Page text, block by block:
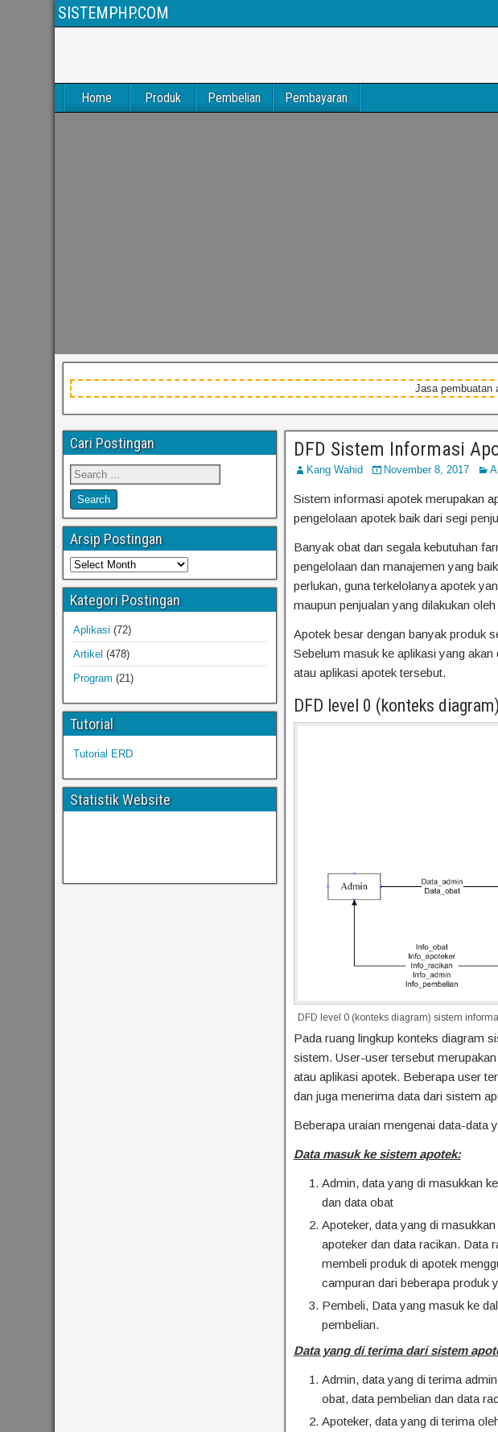
SISTEMPHP.COM
Home Produk Pembelian Pembayaran
Jasa pembuatan
DFD Sistem Informasi
Kang Wahid November 8, 2017
Sistem informasi apotek merupakan
pengelolaan apotek baik dari segi
Banyak obat dan segala kebutuhan
pengelolaan dan manajemen yang
perlukan, guna terkelolanya apotek
maupun penjualan yang dilakukan oleh
Apotek besar dengan banyak produk
Sebelum masuk ke aplikasi yang
atau aplikasi apotek tersebut.
DFD level 0 (konteks
DFD level 0 (konteks diagram) sistem
Pada ruang lingkup konteks diagram
sistem. User-user tersebut
atau aplikasi apotek. Beberapa user
dan juga menerima data dari sistem
Beberapa uraian mengenai data-data
Data masuk ke sistem apotek:
Admin, data yang di masukkan
dan data obat
Apoteker, data yang di
apoteker dan data racikan. Data
membeli produk di apotek
campuran dari beberapa produk
Pembeli, Data yang masuk ke
pembelian.
Data yang di terima dari sistem
Admin, data yang di terima
obat, data pembelian dan data
Apoteker, data yang di terima
Cari Postingan
Arsip Postingan
Kategori Postingan
Aplikasi (72)
Artikel (478)
Program (21)
Tutorial
Tutorial ERD
Statistik Website